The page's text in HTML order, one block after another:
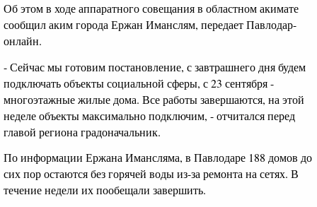
Об этом в ходе аппаратного совещания в областном акимате
сообщил аким города Ержан Иманслям, передает Павлодар-
онлайн.
- Сейчас мы готовим постановление, с завтрашнего дня будем
подключать объекты социальной сферы, с 23 сентября -
многоэтажные жилые дома. Все работы завершаются, на этой
неделе объекты максимально подключим, - отчитался перед
главой региона градоначальник.
По информации Ержана Имансляма, в Павлодаре 188 домов до
сих пор остаются без горячей воды из-за ремонта на сетях. В
течение недели их пообещали завершить.